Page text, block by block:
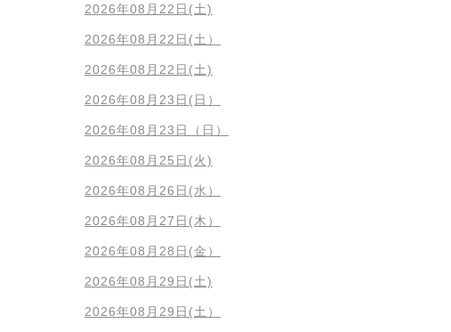
2026年08月22日(土)
2026年08月22日(土）
2026年08月22日(土)
2026年08月23日(日）
2026年08月23日（日）
2026年08月25日(火)
2026年08月26日(水）
2026年08月27日(木）
2026年08月28日(金）
2026年08月29日(土)
2026年08月29日(土）